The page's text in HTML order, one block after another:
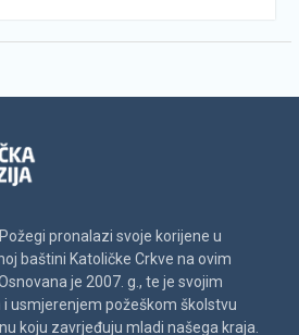
pronalazi svoje korijene u
baštini Katoličke Crkve na ovim
je 2007. g., te je svojim
usmjerenjem požeškom školstvu
koju zavrjeđuju mladi našega kraja.